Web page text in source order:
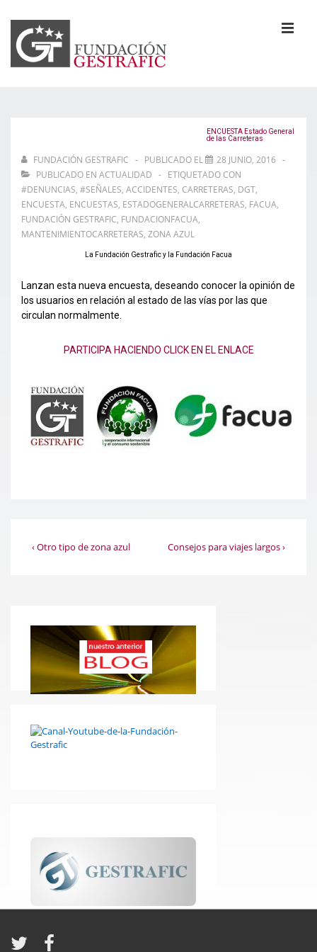
Saltar
contenido
principal
ENCUESTA Estado General
de las Carreteras
FUNDACIÓN GESTRAFIC PUBLICADO EL
28 JUNIO, 2016
PUBLICADO EN ACTUALIDAD
ETIQUETADO CON
#DENUNCIAS, #SEÑALES, ACCIDENTES, CARRETERAS, DGT,
ENCUESTA, ENCUESTAS, ESTADOGENERALCARRETERAS, FACUA,
FUNDACIÓN GESTRAFIC, FUNDACIONFACUA,
MANTENIMIENTOCARRETERAS, ZONA AZUL
La Fundación Gestrafic y la Fundación Facua
Lanzan esta nueva encuesta, deseando conocer la opinión de
los usuarios en relación al estado de las vías por las que
circulan normalmente.
PARTICIPA HACIENDO CLICK EN EL ENLACE
Navegación
La
‹ Otro tipo de zona azul
La
Consejos para viajes largos ›